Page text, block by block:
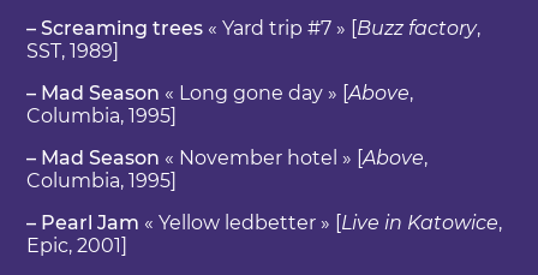
– Screaming trees « Yard trip #7 » [ Buzz factory,
SST, 1989]
– Mad Season « Long gone day » [Above,
Columbia, 1995]
– Mad Season « November hotel » [Above,
Columbia, 1995]
– Pearl Jam « Yellow ledbetter » [ Live in Katowice,
Epic, 2001]